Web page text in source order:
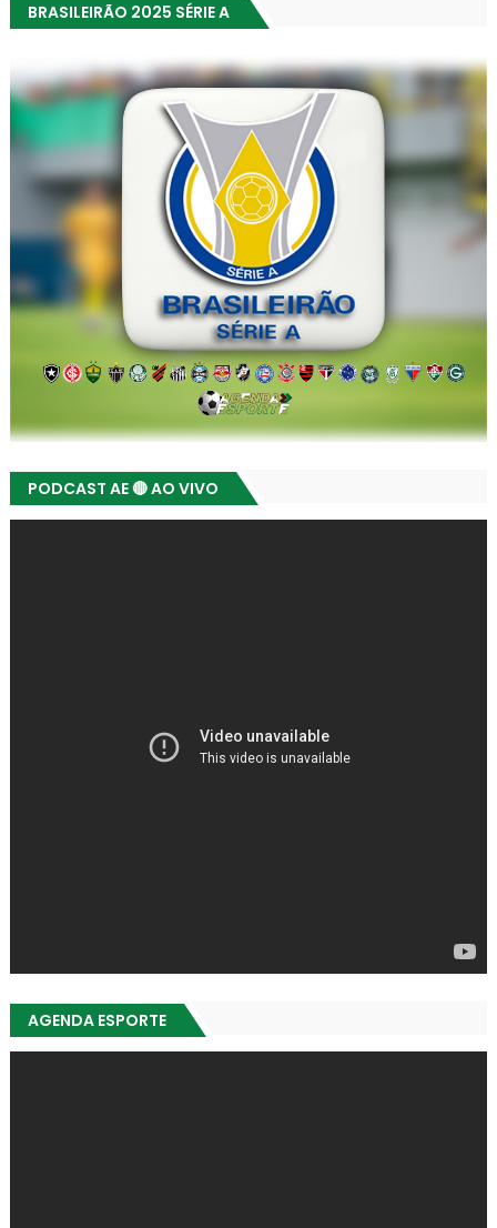
BRASILEIRÃO 2025 SÉRIE A
PODCAST AE 🔴 AO VIVO
AGENDA ESPORTE